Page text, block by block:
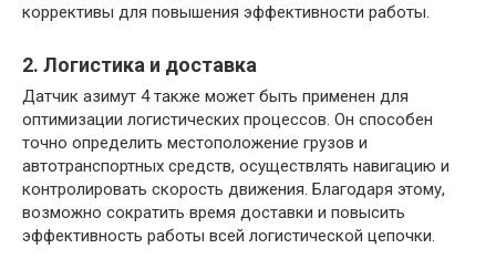
коррективы для повышения эффективности работы.
2. Логистика и доставка
Датчик азимут 4 также может быть применен для
оптимизации логистических процессов. Он способен
точно определить местоположение грузов и
автотранспортных средств, осуществлять навигацию и
контролировать скорость движения. Благодаря этому,
возможно сократить время доставки и повысить
эффективность работы всей логистической цепочки.